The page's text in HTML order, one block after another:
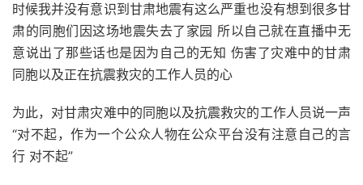
时候我并没有意识到甘肃地震有这么严重也没有想到很多甘
肃的同胞们因这场地震失去了家园 所以自己就在直播中无
意说出了那些话也是因为自己的无知 伤害了灾难中的甘肃
同胞以及正在抗震救灾的工作人员的心
为此，对甘肃灾难中的同胞以及抗震救灾的工作人员说一声
“对不起，作为一个公众人物在公众平台没有注意自己的言
行 对不起”